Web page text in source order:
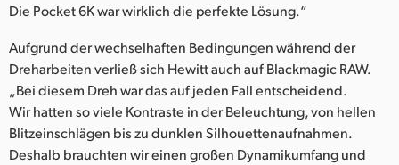
Die Pocket 6K war wirklich die perfekte Lösung.“
Aufgrund der wechselhaften Bedingungen während der
Dreharbeiten verließ sich Hewitt auch auf Blackmagic RAW.
„Bei diesem Dreh war das auf jeden Fall entscheidend.
Wir hatten so viele Kontraste in der Beleuchtung, von hellen
Blitzeinschlägen bis zu dunklen Silhouettenaufnahmen.
Deshalb brauchten wir einen großen Dynamikumfang und